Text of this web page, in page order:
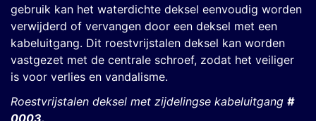
gebruik kan het waterdichte deksel eenvoudig worden
verwijderd of vervangen door een deksel met een
kabeluitgang. Dit roestvrijstalen deksel kan worden
vastgezet met de centrale schroef, zodat het veiliger
is voor verlies en vandalisme.
Roestvrijstalen deksel met zijdelingse kabeluitgang #
0003.